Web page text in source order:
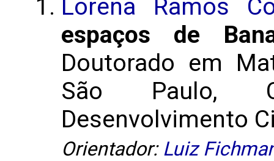
Lorena Ramos
espaços de
Doutorado em
São Paulo,
Desenvolvimento
Orientador: Luiz